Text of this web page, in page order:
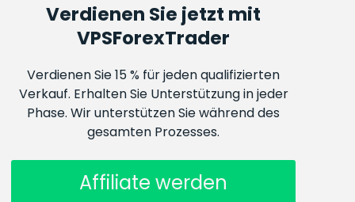
Verdienen Sie jetzt mit
VPSForexTrader
Verdienen Sie 15 % für jeden qualifizierten
Verkauf. Erhalten Sie Unterstützung in jeder
Phase. Wir unterstützen Sie während des
gesamten Prozesses.
Affiliate werden